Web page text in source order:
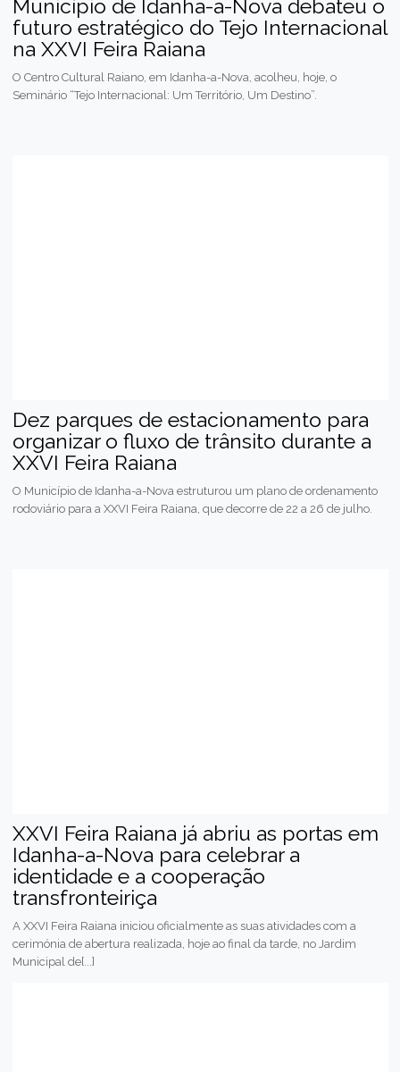
Município de Idanha-a-Nova debateu o
futuro estratégico do Tejo Internacional
na XXVI Feira Raiana
O Centro Cultural Raiano, em Idanha-a-Nova, acolheu, hoje, o
Seminário “Tejo Internacional: Um Território, Um Destino”.
Dez parques de estacionamento para
organizar o fluxo de trânsito durante a
XXVI Feira Raiana
O Município de Idanha-a-Nova estruturou um plano de ordenamento
rodoviário para a XXVI Feira Raiana, que decorre de 22 a 26 de julho.
XXVI Feira Raiana já abriu as portas em
Idanha-a-Nova para celebrar a
identidade e a cooperação
transfronteiriça
A XXVI Feira Raiana iniciou oficialmente as suas atividades com a
cerimónia de abertura realizada, hoje ao final da tarde, no Jardim
Municipal de[...]